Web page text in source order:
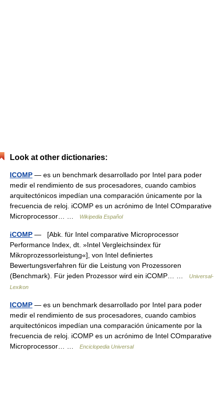
Look at other dictionaries:
ICOMP — es un benchmark desarrollado por Intel para poder
medir el rendimiento de sus procesadores, cuando cambios
arquitectónicos impedían una comparación únicamente por la
frecuencia de reloj. iCOMP es un acrónimo de Intel COmparative
Microprocessor… …
Wikipedia Español
iCOMP — [Abk. für Intel comparative Microprocessor
Performance Index, dt. »Intel Vergleichsindex für
Mikroprozessorleistung«], von Intel definiertes
Bewertungsverfahren für die Leistung von Prozessoren
(Benchmark). Für jeden Prozessor wird ein iCOMP… …
Universal-
Lexikon
ICOMP — es un benchmark desarrollado por Intel para poder
medir el rendimiento de sus procesadores, cuando cambios
arquitectónicos impedían una comparación únicamente por la
frecuencia de reloj. iCOMP es un acrónimo de Intel COmparative
Microprocessor… …
Enciclopedia Universal